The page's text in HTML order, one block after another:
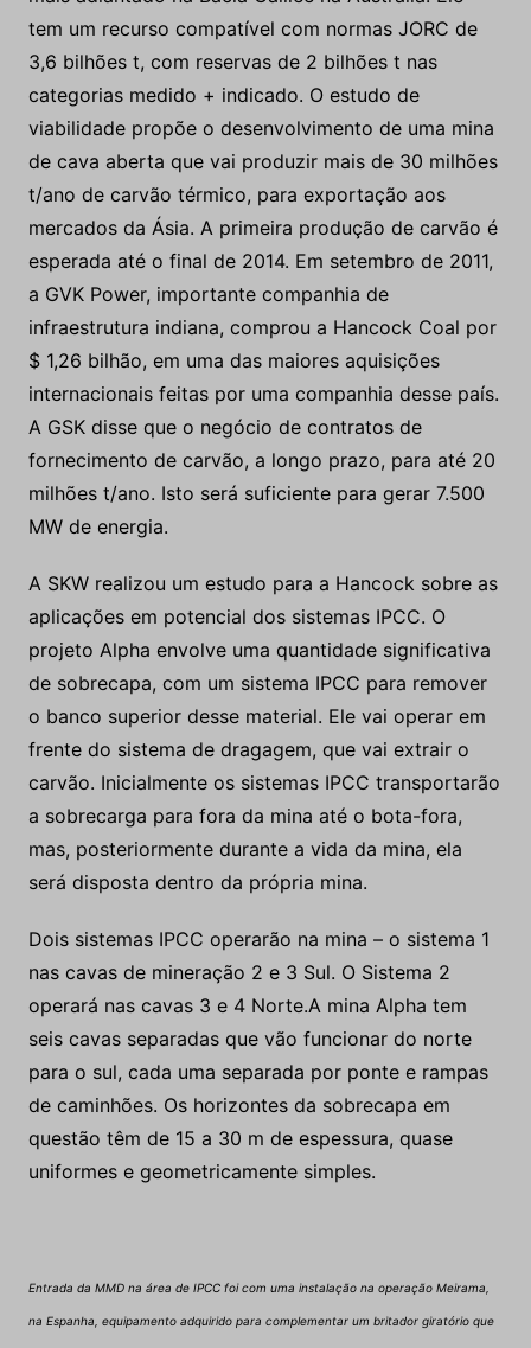
tem um recurso compatível com normas JORC de
3,6 bilhões t, com reservas de 2 bilhões t nas
categorias medido + indicado. O estudo de
viabilidade propõe o desenvolvimento de uma mina
de cava aberta que vai produzir mais de 30 milhões
t/ano de carvão térmico, para exportação aos
mercados da Ásia. A primeira produção de carvão é
esperada até o final de 2014. Em setembro de 2011,
a GVK Power, importante companhia de
infraestrutura indiana, comprou a Hancock Coal por
$ 1,26 bilhão, em uma das maiores aquisições
internacionais feitas por uma companhia desse país.
A GSK disse que o negócio de contratos de
fornecimento de carvão, a longo prazo, para até 20
milhões t/ano. Isto será suficiente para gerar 7.500
MW de energia.
A SKW realizou um estudo para a Hancock sobre as
aplicações em potencial dos sistemas IPCC. O
projeto Alpha envolve uma quantidade significativa
de sobrecapa, com um sistema IPCC para remover
o banco superior desse material. Ele vai operar em
frente do sistema de dragagem, que vai extrair o
carvão. Inicialmente os sistemas IPCC transportarão
a sobrecarga para fora da mina até o bota-fora,
mas, posteriormente durante a vida da mina, ela
será disposta dentro da própria mina.
Dois sistemas IPCC operarão na mina – o sistema 1
nas cavas de mineração 2 e 3 Sul. O Sistema 2
operará nas cavas 3 e 4 Norte.A mina Alpha tem
seis cavas separadas que vão funcionar do norte
para o sul, cada uma separada por ponte e rampas
de caminhões. Os horizontes da sobrecapa em
questão têm de 15 a 30 m de espessura, quase
uniformes e geometricamente simples.
Entrada da MMD na área de IPCC foi com uma instalação na operação Meirama,
na Espanha, equipamento adquirido para complementar um britador giratório que